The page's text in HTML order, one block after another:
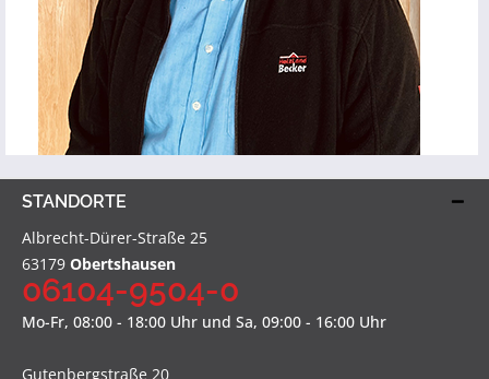
STANDORTE
Albrecht-Dürer-Straße 25
63179 Obertshausen
06104-9504-0
Mo-Fr, 08:00 - 18:00 Uhr und Sa, 09:00 - 16:00 Uhr
Gutenbergstraße 20